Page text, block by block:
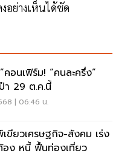
อย่างเห็นได้ชัด
คอนเฟิร์ม! “คนละครึ่ง”
ป๋า 29 ต.ค.นี้
| 06:46 น.
ขียวเศรษฐกิจ-สังคม เร่ง
อง หนี้ ฟื้นท่องเที่ยว